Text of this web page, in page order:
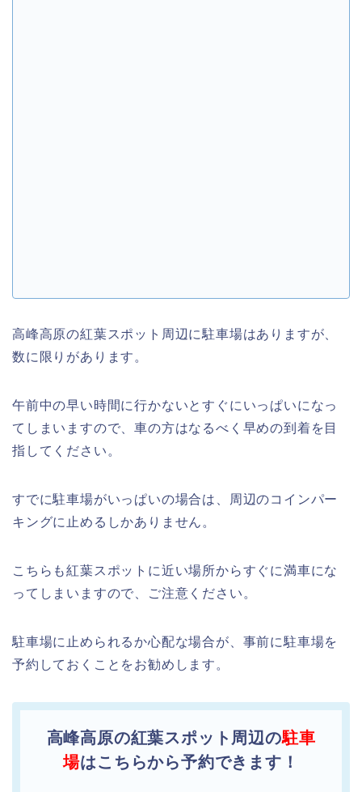
高峰高原の紅葉スポット周辺に駐車場はありますが、
数に限りがあります。
午前中の早い時間に行かないとすぐにいっぱいになっ
てしまいますので、車の方はなるべく早めの到着を目
指してください。
すでに駐車場がいっぱいの場合は、周辺のコインパー
キングに止めるしかありません。
こちらも紅葉スポットに近い場所からすぐに満車にな
ってしまいますので、ご注意ください。
駐車場に止められるか心配な場合が、事前に駐車場を
予約しておくことをお勧めします。
高峰高原の紅葉スポット周辺の駐車
場はこちらから予約できます！